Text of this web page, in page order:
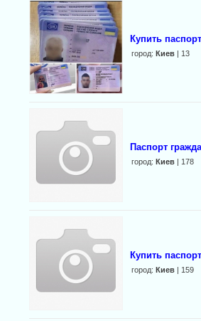
Купить
город: Киев| 13
Паспорт
город: Киев| 178
Купить
город: Киев| 159